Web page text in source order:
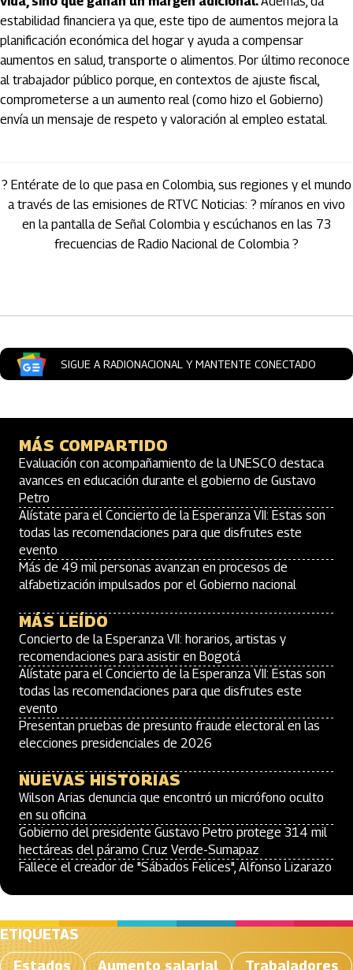
estabilidad financiera ya que, este tipo de aumentos mejora la
planificación económica del hogar y ayuda a compensar
aumentos en salud, transporte o alimentos. Por último reconoce
al trabajador público porque, en contextos de ajuste fiscal,
comprometerse a un aumento real (como hizo el Gobierno)
envía un mensaje de respeto y valoración al empleo estatal.
? Entérate de lo que pasa en Colombia, sus regiones y el mundo
a través de las emisiones de RTVC Noticias: ? míranos en vivo
en la pantalla de Señal Colombia y escúchanos en las 73
frecuencias de Radio Nacional de Colombia ?
SIGUE A RADIONACIONAL Y MANTENTE CONECTADO
MÁS COMPARTIDO
Evaluación con acompañamiento de la UNESCO destaca
avances en educación durante el gobierno de Gustavo
Petro
Alístate para el Concierto de la Esperanza VII: Estas son
todas las recomendaciones para que disfrutes este
evento
Más de 49 mil personas avanzan en procesos de
alfabetización impulsados por el Gobierno nacional
MÁS LEÍDO
Concierto de la Esperanza VII: horarios, artistas y
recomendaciones para asistir en Bogotá
Alístate para el Concierto de la Esperanza VII: Estas son
todas las recomendaciones para que disfrutes este
evento
Presentan pruebas de presunto fraude electoral en las
elecciones presidenciales de 2026
NUEVAS HISTORIAS
Wilson Arias denuncia que encontró un micrófono oculto
en su oficina
Gobierno del presidente Gustavo Petro protege 314 mil
hectáreas del páramo Cruz Verde-Sumapaz
Fallece el creador de "Sábados Felices", Alfonso Lizarazo
ETIQUETAS
Estados
Aumento salarial Trabajadores